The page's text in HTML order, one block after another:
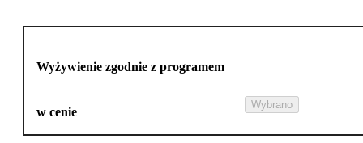
Wyżywienie zgodnie z programem
w cenie
Wybrano